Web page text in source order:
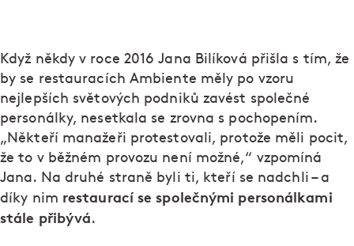
Když někdy v roce 2016 Jana Bilíková přišla s tím, že
by se restauracích Ambiente měly po vzoru
nejlepších světových podniků zavést společné
personálky, nesetkala se zrovna s pochopením.
„Někteří manažeři protestovali, protože měli pocit,
že to v běžném provozu není možné,“ vzpomíná
Jana. Na druhé straně byli ti, kteří se nadchli – a
díky nim restaurací se společnými personálkami
stále přibývá.